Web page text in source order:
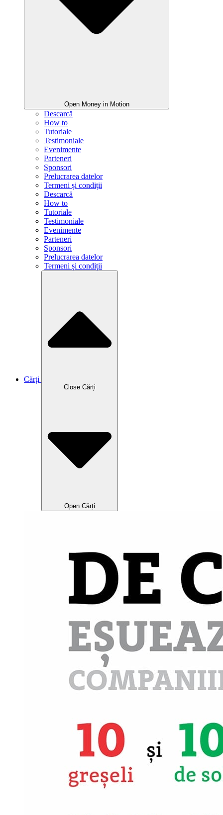
Open Money in Motion
Descarcă
How to
Tutoriale
Testimoniale
Evenimente
Parteneri
Sponsori
Prelucrarea datelor
Termeni și condiții
Descarcă
How to
Tutoriale
Testimoniale
Evenimente
Parteneri
Sponsori
Prelucrarea datelor
Termeni și condiții
Cărți
Close Cărți
Open Cărți